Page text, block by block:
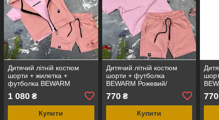
Дитячий літній костюм
шорти + жилетка +
футболка BEWARM
1 080 ₴
Купити
Дитячий літній костюм
шорти + футболка
BEWARM Рожевий/
770₴
Купити
770